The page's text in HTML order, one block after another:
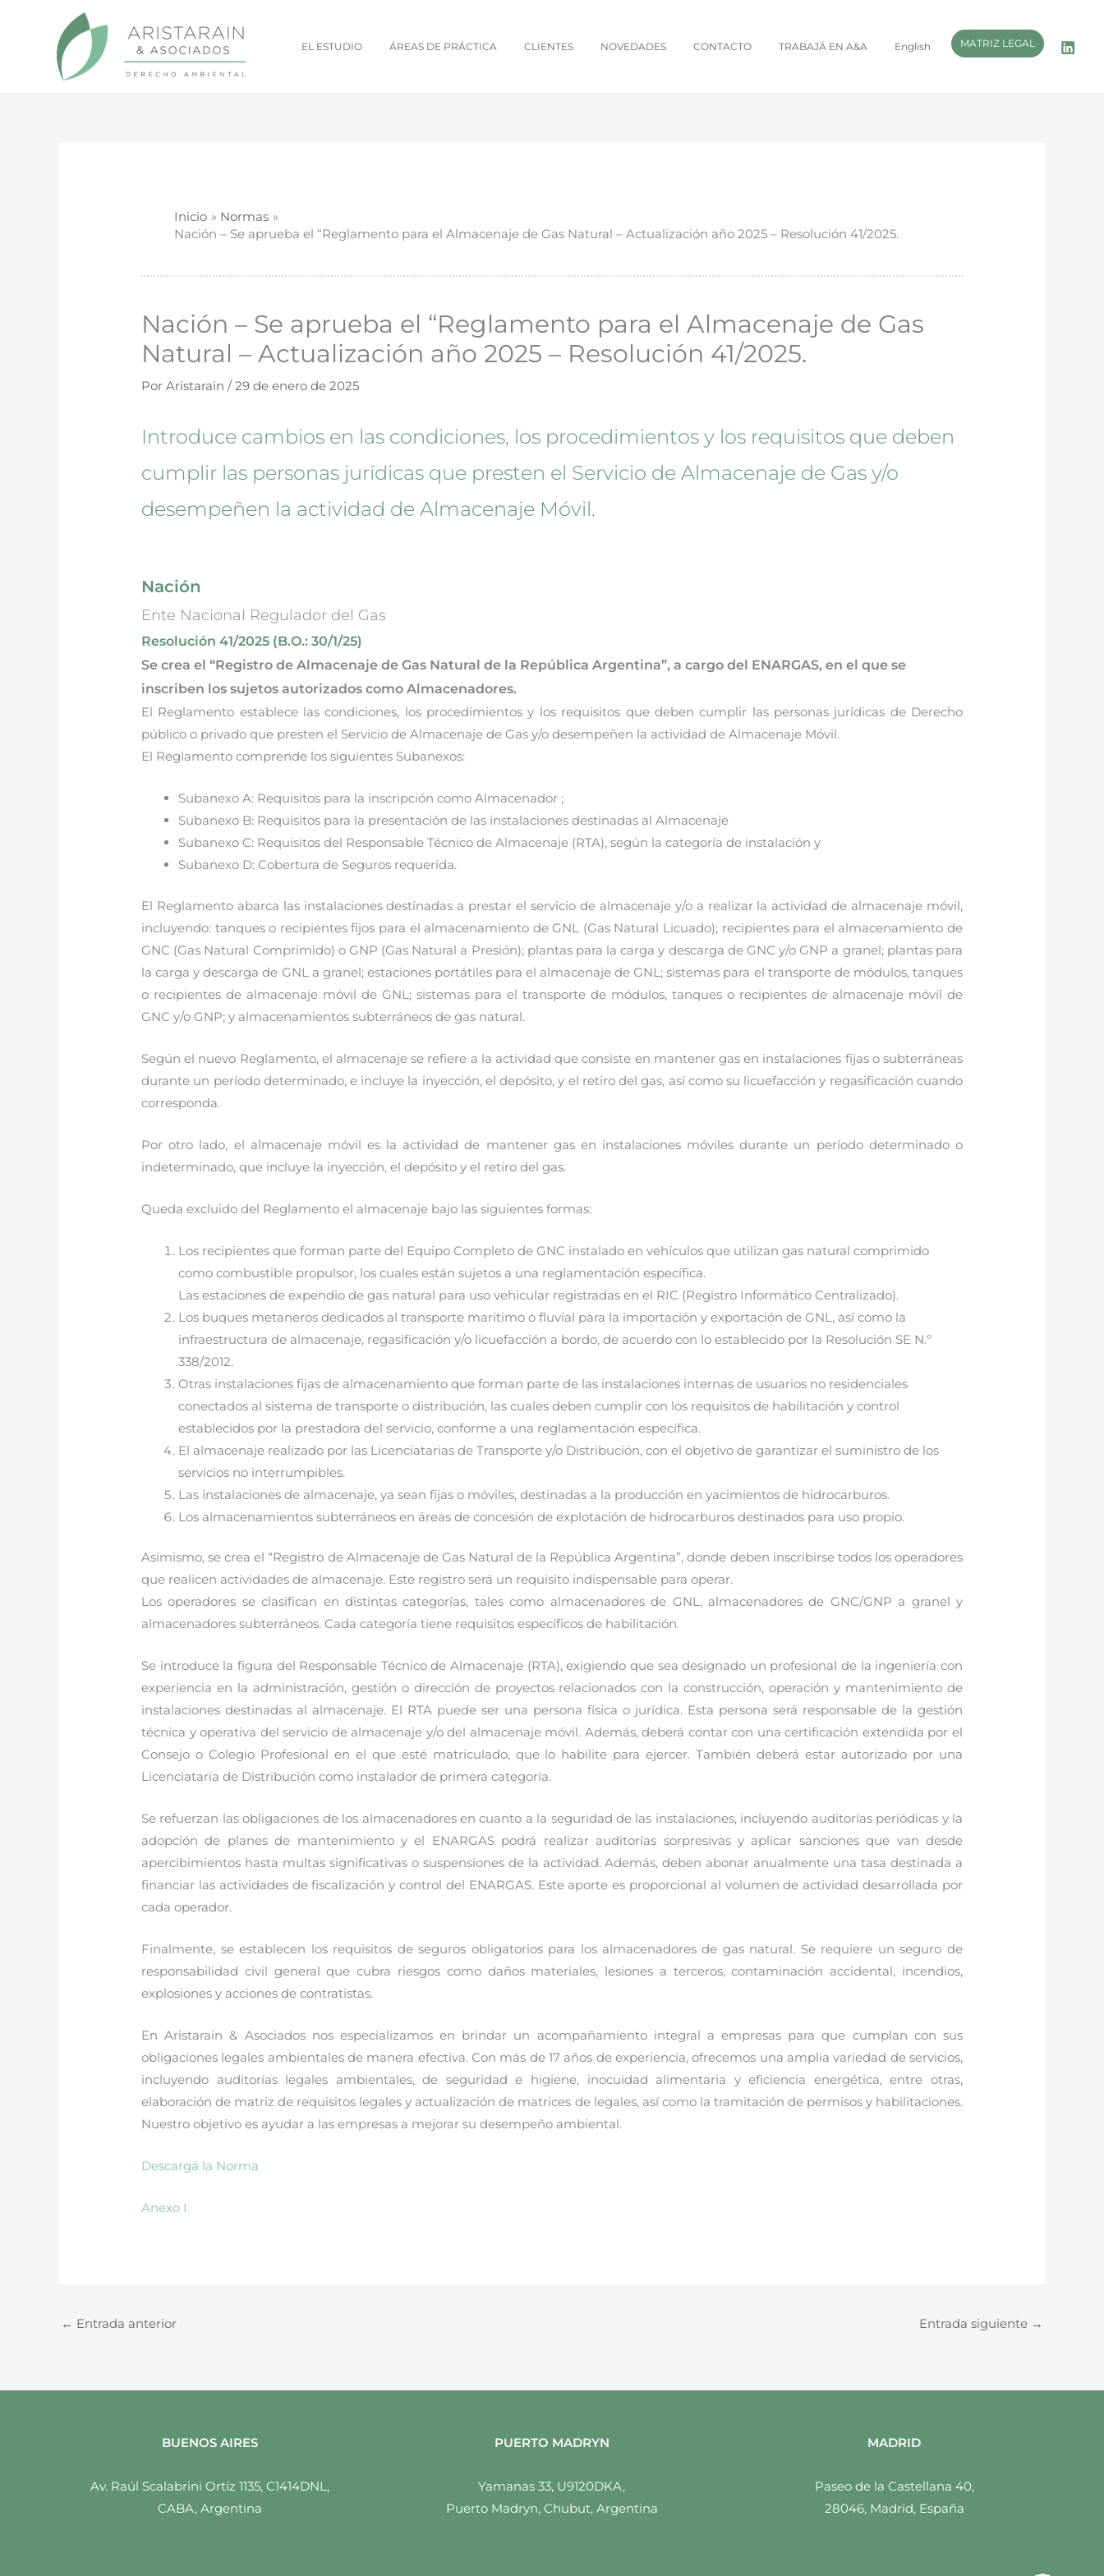
contenido
EL ESTUDIO ÁREAS DE PRÁCTICA CLIENTES NOVEDADES CONTACTO TRABAJÁ EN A&A English MATRIZ LEGAL
Inicio
Normas
Nación – Se aprueba el “Reglamento para el Almacenaje de Gas Natural – Actualización año 2025 – Resolución 41/2025.
Nación – Se aprueba el “Reglamento para el Almacenaje de Gas
Natural – Actualización año 2025 – Resolución 41/2025.
PorAristarain/29 de enero de 2025
Introduce cambios en las condiciones, los procedimientos y los requisitos que deben
cumplir las personas jurídicas que presten el Servicio de Almacenaje de Gas y/o
desempeñen la actividad de Almacenaje Móvil.
Nación
Ente Nacional Regulador del Gas
Resolución 41/2025 (B.O.: 30/1/25)
Se crea el “Registro de Almacenaje de Gas Natural de la República Argentina”, a cargo del ENARGAS, en el que se
inscriben los sujetos autorizados como Almacenadores.
El Reglamento establece las condiciones, los procedimientos y los requisitos que deben cumplir las personas jurídicas de Derecho
público o privado que presten el Servicio de Almacenaje de Gas y/o desempeñen la actividad de Almacenaje Móvil.
El Reglamento comprende los siguientes Subanexos:
Subanexo A: Requisitos para la inscripción como Almacenador ;
Subanexo B: Requisitos para la presentación de las instalaciones destinadas al Almacenaje
Subanexo C: Requisitos del Responsable Técnico de Almacenaje (RTA), según la categoría de instalación y
Subanexo D: Cobertura de Seguros requerida.
El Reglamento abarca las instalaciones destinadas a prestar el servicio de almacenaje y/o a realizar la actividad de almacenaje móvil,
incluyendo: tanques o recipientes fijos para el almacenamiento de GNL (Gas Natural Licuado); recipientes para el almacenamiento de
GNC (Gas Natural Comprimido) o GNP (Gas Natural a Presión); plantas para la carga y descarga de GNC y/o GNP a granel; plantas para
la carga y descarga de GNL a granel; estaciones portátiles para el almacenaje de GNL; sistemas para el transporte de módulos, tanques
o recipientes de almacenaje móvil de GNL; sistemas para el transporte de módulos, tanques o recipientes de almacenaje móvil de
GNC y/o GNP; y almacenamientos subterráneos de gas natural.
Según el nuevo Reglamento, el almacenaje se refiere a la actividad que consiste en mantener gas en instalaciones fijas o subterráneas
durante un período determinado, e incluye la inyección, el depósito, y el retiro del gas, así como su licuefacción y regasificación cuando
corresponda.
Por otro lado, el almacenaje móvil es la actividad de mantener gas en instalaciones móviles durante un período determinado o
indeterminado, que incluye la inyección, el depósito y el retiro del gas.
Queda excluido del Reglamento el almacenaje bajo las siguientes formas:
Los recipientes que forman parte del Equipo Completo de GNC instalado en vehículos que utilizan gas natural comprimido
como combustible propulsor, los cuales están sujetos a una reglamentación específica.
Las estaciones de expendio de gas natural para uso vehicular registradas en el RIC (Registro Informático Centralizado).
Los buques metaneros dedicados al transporte marítimo o fluvial para la importación y exportación de GNL, así como la
infraestructura de almacenaje, regasificación y/o licuefacción a bordo, de acuerdo con lo establecido por la Resolución SE N.º
338/2012.
Otras instalaciones fijas de almacenamiento que forman parte de las instalaciones internas de usuarios no residenciales
conectados al sistema de transporte o distribución, las cuales deben cumplir con los requisitos de habilitación y control
establecidos por la prestadora del servicio, conforme a una reglamentación específica.
El almacenaje realizado por las Licenciatarias de Transporte y/o Distribución, con el objetivo de garantizar el suministro de los
servicios no interrumpibles.
Las instalaciones de almacenaje, ya sean fijas o móviles, destinadas a la producción en yacimientos de hidrocarburos.
Los almacenamientos subterráneos en áreas de concesión de explotación de hidrocarburos destinados para uso propio.
Asimismo, se crea el “Registro de Almacenaje de Gas Natural de la República Argentina”, donde deben inscribirse todos los operadores
que realicen actividades de almacenaje. Este registro será un requisito indispensable para operar.
Los operadores se clasifican en distintas categorías, tales como almacenadores de GNL, almacenadores de GNC/GNP a granel y
almacenadores subterráneos. Cada categoría tiene requisitos específicos de habilitación.
Se introduce la figura del Responsable Técnico de Almacenaje (RTA), exigiendo que sea designado un profesional de la ingeniería con
experiencia en la administración, gestión o dirección de proyectos relacionados con la construcción, operación y mantenimiento de
instalaciones destinadas al almacenaje. El RTA puede ser una persona física o jurídica. Esta persona será responsable de la gestión
técnica y operativa del servicio de almacenaje y/o del almacenaje móvil. Además, deberá contar con una certificación extendida por el
Consejo o Colegio Profesional en el que esté matriculado, que lo habilite para ejercer. También deberá estar autorizado por una
Licenciataria de Distribución como instalador de primera categoría.
Se refuerzan las obligaciones de los almacenadores en cuanto a la seguridad de las instalaciones, incluyendo auditorías periódicas y la
adopción de planes de mantenimiento y el ENARGAS podrá realizar auditorías sorpresivas y aplicar sanciones que van desde
apercibimientos hasta multas significativas o suspensiones de la actividad. Además, deben abonar anualmente una tasa destinada a
financiar las actividades de fiscalización y control del ENARGAS. Este aporte es proporcional al volumen de actividad desarrollada por
cada operador.
Finalmente, se establecen los requisitos de seguros obligatorios para los almacenadores de gas natural. Se requiere un seguro de
responsabilidad civil general que cubra riesgos como daños materiales, lesiones a terceros, contaminación accidental, incendios,
explosiones y acciones de contratistas.
En Aristarain & Asociados nos especializamos en brindar un acompañamiento integral a empresas para que cumplan con sus
obligaciones legales ambientales de manera efectiva. Con más de 17 años de experiencia, ofrecemos una amplia variedad de servicios,
incluyendo auditorías legales ambientales, de seguridad e higiene, inocuidad alimentaria y eficiencia energética, entre otras,
elaboración de matriz de requisitos legales y actualización de matrices de legales, así como la tramitación de permisos y habilitaciones.
Nuestro objetivo es ayudar a las empresas a mejorar su desempeño ambiental.
Descargá la Norma
Anexo I
← Entrada anterior Entrada siguiente →
BUENOS AIRES
Av. Raúl Scalabrini Ortíz 1135, C1414DNL,
CABA, Argentina
PUERTO MADRYN
Yamanas 33, U9120DKA,
Puerto Madryn, Chubut, Argentina
MADRID
Paseo de la Castellana 40,
28046, Madrid, España